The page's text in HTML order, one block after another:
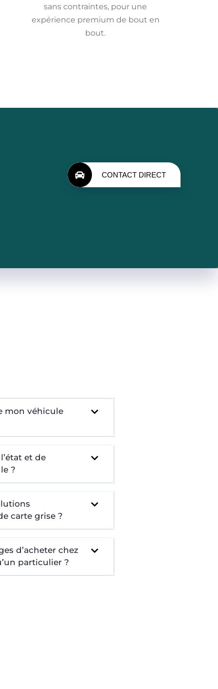
sans contraintes, pour une
expérience premium de bout en
bout.
CONTACT DIRECT
mon véhicule
et de
?
carte grise ?
d’acheter chez
particulier ?